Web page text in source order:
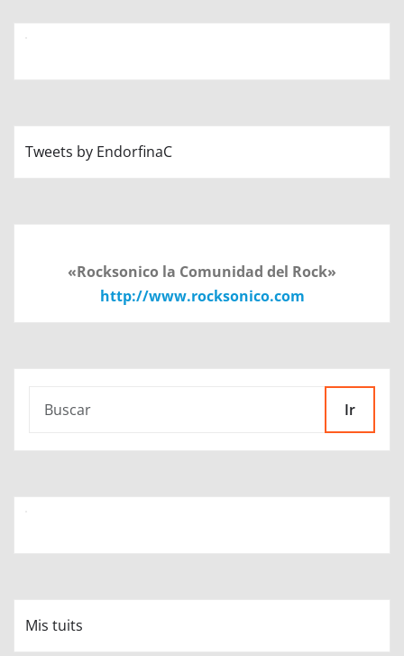
Tweets by EndorfinaC
«Rocksonico la Comunidad del Rock»
http://www.rocksonico.com
Ir
Mis tuits